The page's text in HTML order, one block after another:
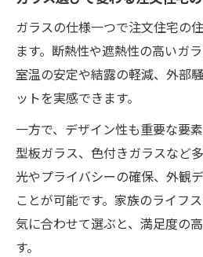
快適な注文住宅を叶え
断熱性を活かした注文
ウハウ
理想の断熱性能と美観を兼
注文住宅で叶える断熱
断熱性能とデザイン性
選び
美しい注文住宅を彩る
術
ガラスの仕様一つで注文住宅の
ます。断熱性や遮熱性の高いガ
室温の安定や結露の軽減、外部
ットを実感できます。
一方で、デザイン性も重要な要
型板ガラス、色付きガラスなど
光やプライバシーの確保、外観
ことが可能です。家族のライフ
気に合わせて選ぶと、満足度の
す。